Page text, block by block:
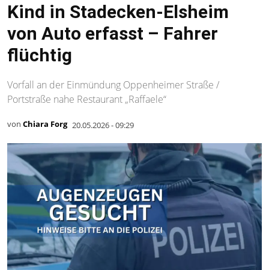
Kind in Stadecken-Elsheim
von Auto erfasst – Fahrer
flüchtig
Vorfall an der Einmündung Oppenheimer Straße /
Portstraße nahe Restaurant „Raffaele“
von Chiara Forg 20.05.2026 - 09:29